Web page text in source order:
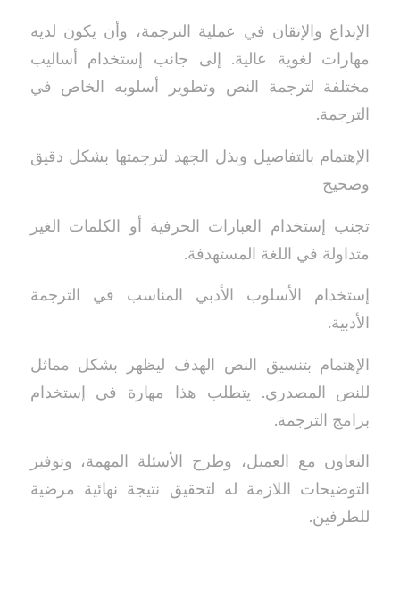
الإبداع والإتقان في عملية الترجمة، وأن يكون لديه
مهارات لغوية عالية. إلى جانب إستخدام أساليب
مختلفة لترجمة النص وتطوير أسلوبه الخاص في
الترجمة.
الإهتمام بالتفاصيل وبذل الجهد لترجمتها بشكل دقيق
وصحيح
تجنب إستخدام العبارات الحرفية أو الكلمات الغير
متداولة في اللغة المستهدفة.
إستخدام الأسلوب الأدبي المناسب في الترجمة
الأدبية.
الإهتمام بتنسيق النص الهدف ليظهر بشكل مماثل
للنص المصدري. يتطلب هذا مهارة في إستخدام
برامج الترجمة.
التعاون مع العميل، وطرح الأسئلة المهمة، وتوفير
التوضيحات اللازمة له لتحقيق نتيجة نهائية مرضية
للطرفين.